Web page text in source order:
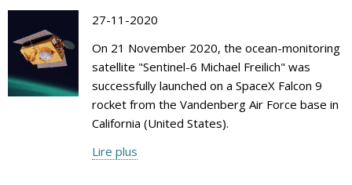
27-11-2020
On 21 November 2020, the ocean-monitoring
satellite "Sentinel-6 Michael Freilich" was
successfully launched on a SpaceX Falcon 9
rocket from the Vandenberg Air Force base in
California (United States).
Lire plus